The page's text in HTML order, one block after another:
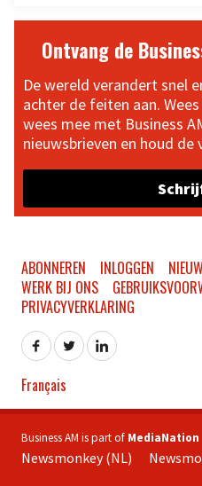
Ontvang de
De wereld verandert snel
achter de feiten aan.
wees mee met Business
nieuwsbrieven en houd de
ABONNEREN INLOGGEN
WERK BIJ ONS
PRIVACYVERKLARING
Français
Business AM is part of MediaNation
Newsmonkey (NL)